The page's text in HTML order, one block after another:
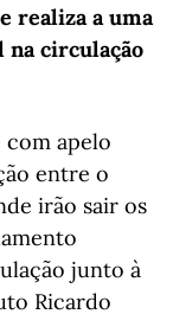
realiza a uma
circulação
com apelo
entre o
irão sair os
junto à
Ricardo